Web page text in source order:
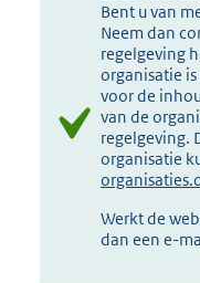
Bent u van
Neem dan
regelgeving
organisatie
voor de
van de
regelgeving.
organisatie
Werkt de
dan een e-